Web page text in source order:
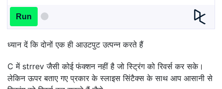
Run
ध्यान दें कि दोनों एक ही आउटपुट उत्पन्न करते हैं
C में strrev जैसी कोई फंक्शन नहीं है जो स्ट्रिंग को रिवर्स कर सके।
लेकिन ऊपर बताए गए प्रकार के स्लाइस सिंटैक्स के साथ आप आसानी से